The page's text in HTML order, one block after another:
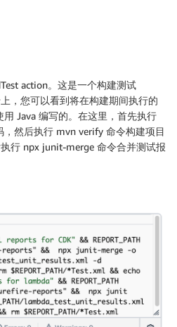
action。这是一个构建测试
，您可以看到将在构建期间执行的
Java 编写的。在这里，首先执行
然后执行 mvn verify 命令构建项目
行 npx junit-merge 命令合并测试报